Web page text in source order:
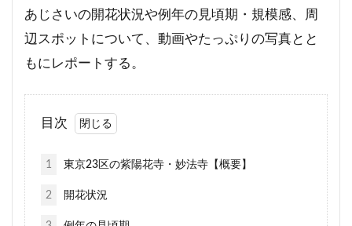
あじさいの開花状況や例年の見頃期・規模感、周
辺スポットについて、動画やたっぷりの写真とと
もにレポートする。
目次
1 東京23区の紫陽花寺・妙法寺【概要】
2 開花状況